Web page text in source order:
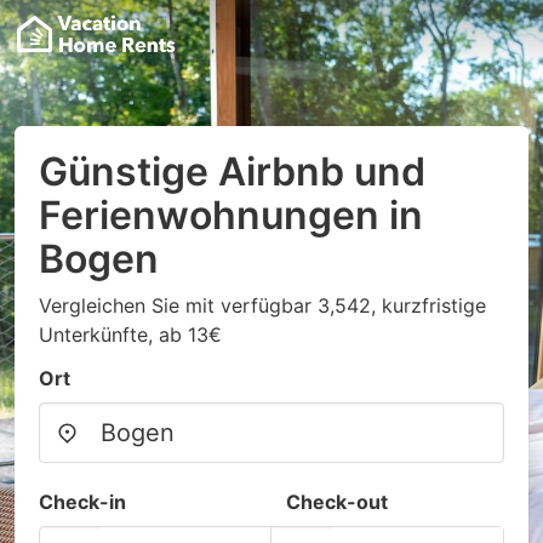
Günstige Airbnb und
Ferienwohnungen in
Bogen
Vergleichen Sie mit verfügbar 3,542, kurzfristige
Unterkünfte, ab 13€
Ort
Check-in Check-out